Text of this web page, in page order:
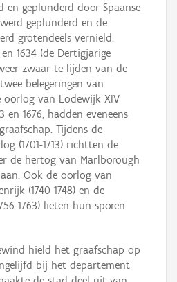
en geplunderd door Spaanse
geplunderd en de
grotendeels vernield.
1634 (de Dertigjarige
zwaar te lijden van de
belegeringen van
oorlog van Lodewijk XIV
en 1676, hadden eveneens
Tijdens de
(1701-1713) richtten de
de hertog van Marlborough
Ook de oorlog van
(1740-1748) en de
1763) lieten hun sporen
hield het graafschap op
bij het departement